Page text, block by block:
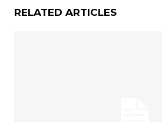
RELATED ARTICLES